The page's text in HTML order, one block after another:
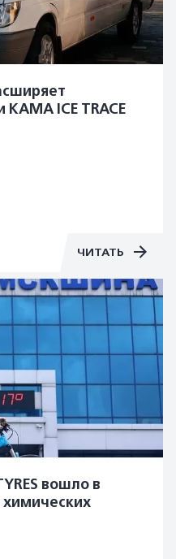
КАМА ICE TRACE
ЧИТАТЬ
вошло в
химических